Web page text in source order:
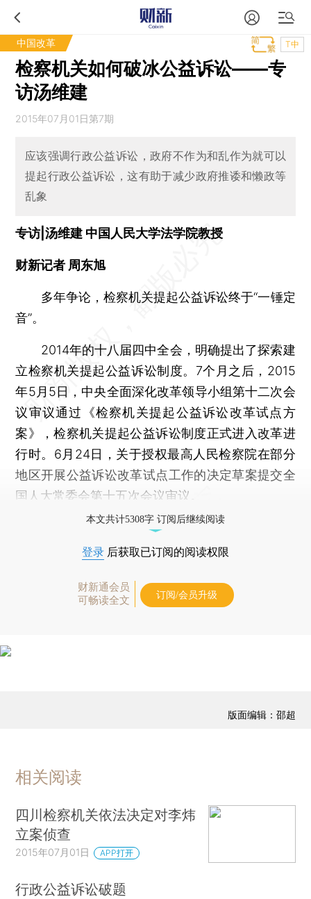
中国改革 T中
检察机关如何破冰公益诉讼——专
访汤维建
2015年07月01日第7期
应该强调行政公益诉讼，政府不作为和乱作为就可以
提起行政公益诉讼，这有助于减少政府推诿和懒政等
乱象
专访|汤维建 中国人民大学法学院教授
财新记者 周东旭
多年争论，检察机关提起公益诉讼终于“一锤定
音”。
2014年的十八届四中全会，明确提出了探索建
立检察机关提起公益诉讼制度。7个月之后，2015
年5月5日，中央全面深化改革领导小组第十二次会
议审议通过《检察机关提起公益诉讼改革试点方
案》，检察机关提起公益诉讼制度正式进入改革进
行时。6月24日，关于授权最高人民检察院在部分
地区开展公益诉讼改革试点工作的决定草案提交全
国人大常委会第十五次会议审议。
本文共计5308字 订阅后继续阅读
登录 后获取已订阅的阅读权限
财新通会员
可畅读全文
订阅/会员升级
版面编辑：邵超
相关阅读
四川检察机关依法决定对李炜
立案侦查
2015年07月01日 APP打开
行政公益诉讼破题